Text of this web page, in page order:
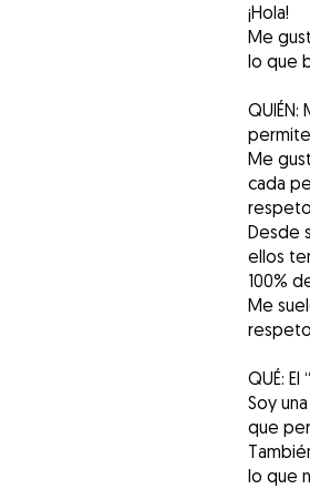
¡Hola!
Me
lo que
Me
cada
Desde
ellos
100%
Me
QUÉ:
Soy
que
lo que